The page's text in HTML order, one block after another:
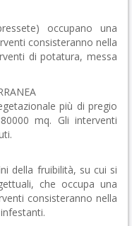
occupano una
consisteranno nella
di potatura, messa
più di pregio
mq. Gli interventi
della fruibilità, su cui si
che occupa una
consisteranno nella